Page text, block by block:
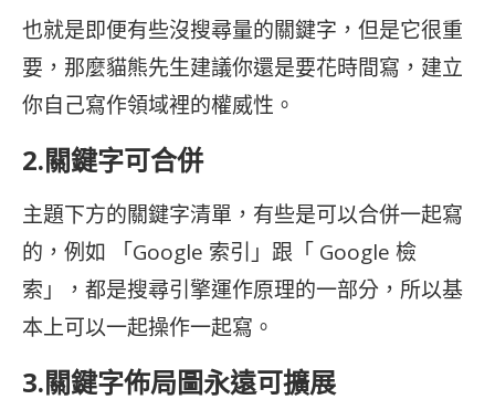
也就是即便有些沒搜尋量的關鍵字，但是它很重
要，那麼貓熊先生建議你還是要花時間寫，建立
你自己寫作領域裡的權威性。
2.關鍵字可合併
主題下方的關鍵字清單，有些是可以合併一起寫
的，例如 「Google 索引」跟「 Google 檢
索」，都是搜尋引擎運作原理的一部分，所以基
本上可以一起操作一起寫。
3.關鍵字佈局圖永遠可擴展